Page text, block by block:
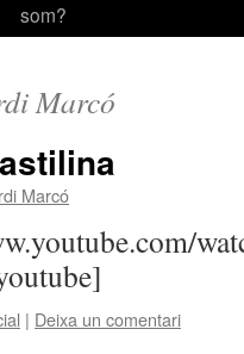
som?
Marcó
Marcó
| Deixa un comentari